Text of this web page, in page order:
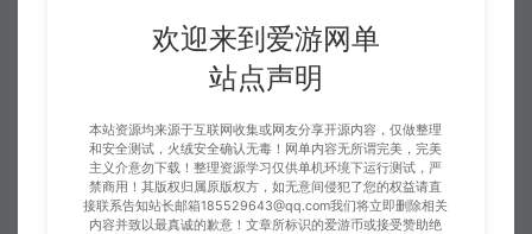
收藏 (2) 点赞 ( )
免责申明
请仔细阅读本站免责申明，如不遵守，或无法接受，请勿访问或使用本网
欢迎来到爱游网单
站点声明
本站资源均来源于互联网收集或网友分享开源内容，仅做整理
和安全测试，火绒安全确认无毒！网单内容无所谓完美，完美
主义介意勿下载！整理资源学习仅供单机环境下运行测试，严
禁商用！其版权归属原版权方，如无意间侵犯了您的权益请直
接联系告知站长邮箱185529643@qq.com我们将立即删除相关
内容并致以最真诚的歉意！文章所标识的爱游币或接受赞助绝